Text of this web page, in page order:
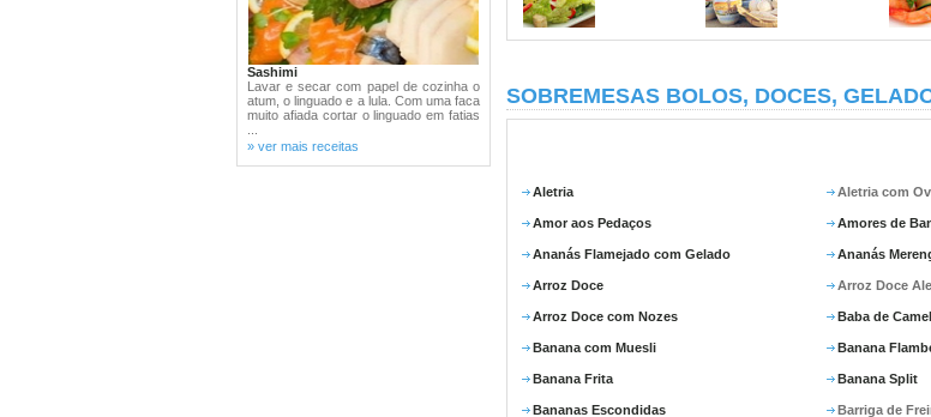
Sashimi
Lavar e secar com papel de cozinha o
atum, o linguado e a lula. Com uma faca
muito afiada cortar o linguado em fatias
» ver mais receitas
SOBREMESAS BOLOS, DOCES,
Aletria Aletria com
Amor aos Pedaços Amores de
Ananás Flamejado com Gelado Ananás
Arroz Doce Arroz Doce
Arroz Doce com Nozes Baba de
Banana com Muesli Banana
Banana Frita Banana Split
Bananas Escondidas Barriga de